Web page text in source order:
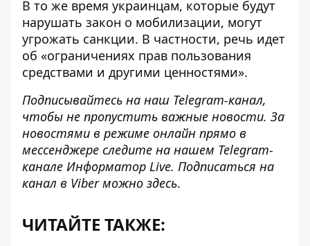
В то же время украинцам, которые будут
нарушать закон о мобилизации, могут
угрожать санкции. В частности, речь идет
об «ограничениях прав пользования
средствами и другими ценностями».
Подписывайтесь на наш Telegram-канал,
чтобы не пропустить важные новости. За
новостями в режиме онлайн прямо в
мессенджере следите на нашем Telegram-
канале Информатор Live. Подписаться на
канал в Viber можно здесь.
ЧИТАЙТЕ ТАКЖЕ: